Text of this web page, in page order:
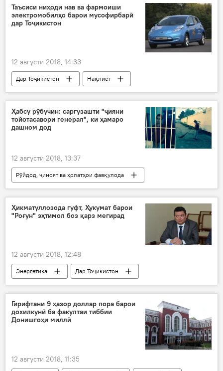
хазинадорӣ
шаффофият
Таъсиси ниҳоди нав ва фармоиши
электромобилҳо барои мусофирбарӣ
дар Тоҷикистон
12 августи 2018, 14:33
Дар Тоҷикистон
Нақлиёт
электромобил
намоишгоҳ
Қазоқистон
Ҳабсу рӯбучин: саргузашти "ҷияни
тойотасавори генерал", ки ҳамаро
дашном дод
12 августи 2018, 13:37
Рӯйдод, ҷиноят ва ҳолатҳои фавқулода
Дар Тоҷикистон
боздошт
майдаавбошӣ
Ҳикматуллозода гуфт, Ҳукумат барои
"Роғун" эҳтимол боз қарз мегирад
12 августи 2018, 12:48
Энергетика
Дар Тоҷикистон
нерӯгоҳи барқобии Роғун
евробондҳо
қарздиҳӣ
Гирифтани 9 ҳазор доллар пора барои
дохилкунӣ ба факултаи тиббии
Донишгоҳи миллӣ
12 августи 2018, 11:35